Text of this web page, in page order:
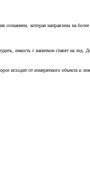
сознанием, которая направлена на
емкость с напитком ставят на лед.
исходит от измеряемого объекта и